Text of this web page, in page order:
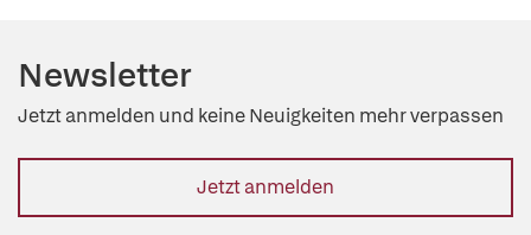
Newsletter
Jetzt anmelden und keine Neuigkeiten mehr verpassen
Jetzt anmelden